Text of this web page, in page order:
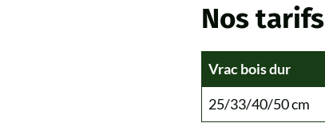
Nos tarifs
Vrac bois dur
25/33/40/50 cm